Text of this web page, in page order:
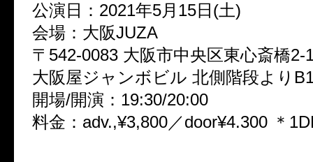
公演日：2021年5月15日(土)
会場：大阪JUZA
〒542‐0083 大阪市中央区東心斎橋
大阪屋ジャンボビル 北側階段より
開場/開演：19:30/20:00
料金：adv.,¥3,800／door¥4.300 ＊